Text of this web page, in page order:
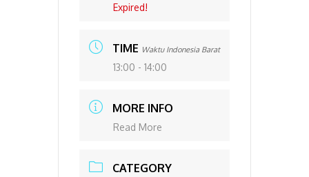
Expired!
TIME Waktu Indonesia Barat
13:00 - 14:00
MORE INFO
Read More
CATEGORY